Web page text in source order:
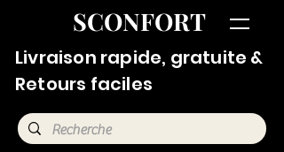
SCONFORT
Livraison rapide, gratuite &
Retours faciles